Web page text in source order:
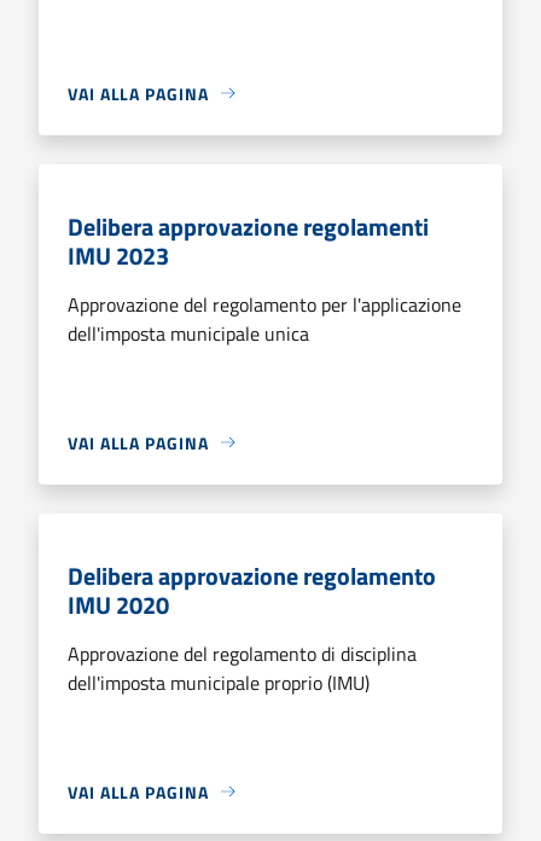
VAI ALLA PAGINA
Delibera approvazione regolamenti
IMU 2023
Approvazione del regolamento per l'applicazione
dell'imposta municipale unica
VAI ALLA PAGINA
Delibera approvazione regolamento
IMU 2020
Approvazione del regolamento di disciplina
dell'imposta municipale proprio (IMU)
VAI ALLA PAGINA